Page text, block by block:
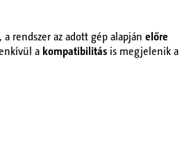
rendszer az adott gép alapján előre
a kompatibilitás is megjelenik a